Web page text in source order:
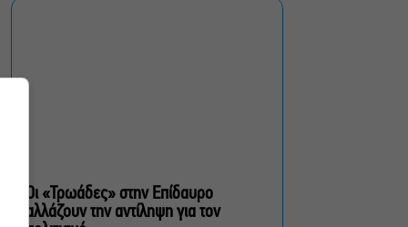
Οι «Τρωάδες» στην Επίδαυρο
αλλάζουν την αντίληψη για τον